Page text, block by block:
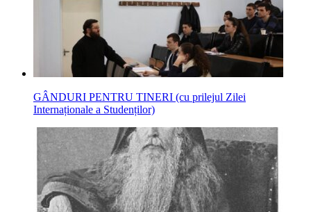
GÂNDURI PENTRU TINERI (cu prilejul Zilei
Internaționale a Studenților)